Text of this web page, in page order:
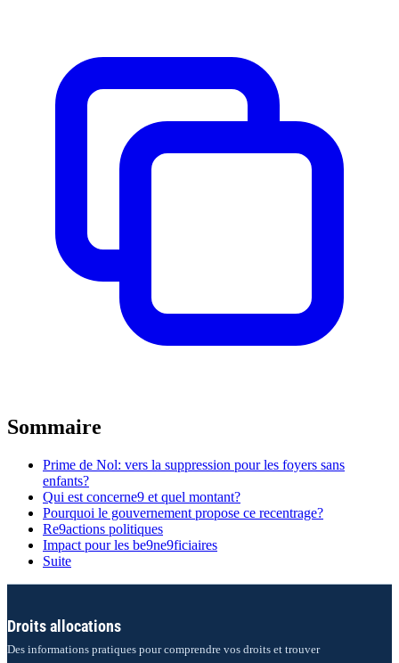
Sommaire
Prime de Nol: vers la suppression pour les foyers sans
enfants?
Qui est concerne9 et quel montant?
Pourquoi le gouvernement propose ce recentrage?
Re9actions politiques
Impact pour les be9ne9ficiaires
Suite
Droits allocations
Des informations pratiques pour comprendre vos droits et trouver